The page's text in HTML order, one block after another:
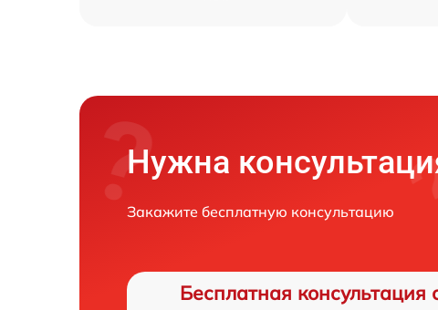
Нужна
Закажите бесплатную консультацию
Бесплатная консультация